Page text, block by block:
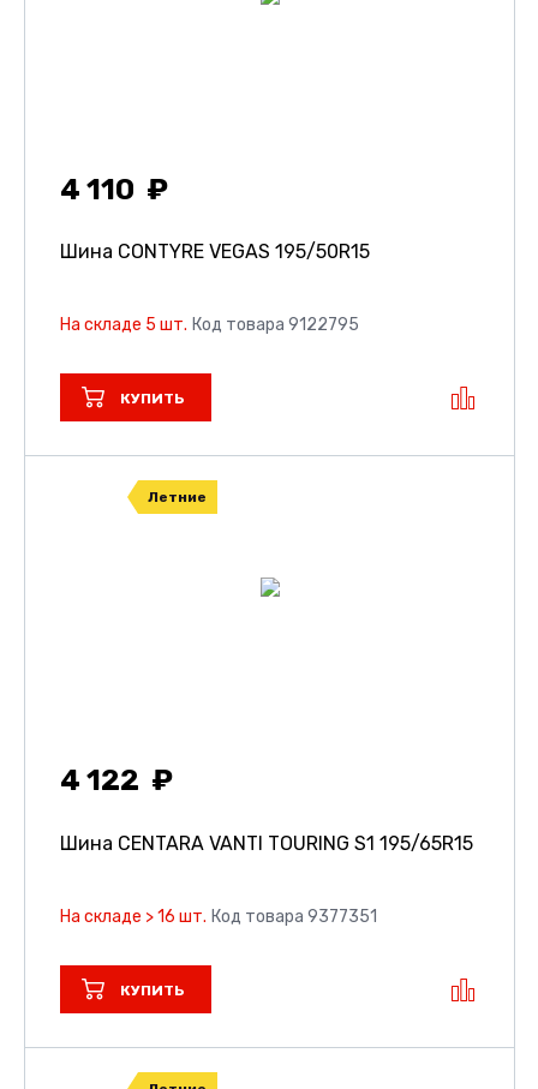
4 110
Шина CONTYRE VEGAS 195/50R15
На складе 5 шт. Код товара 9122795
КУПИТЬ
Летние
4 122
Шина CENTARA VANTI TOURING S1 195/65R15
На складе > 16 шт. Код товара 9377351
КУПИТЬ